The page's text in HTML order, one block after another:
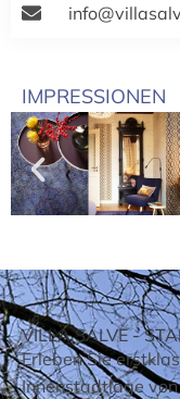
IMPRESSIONEN
VILLA SALVE -
Erleben Sie
Innenstadtlage